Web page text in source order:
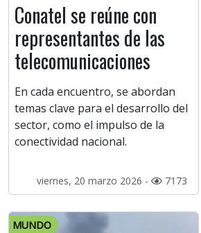
Conatel se reúne con
representantes de las
telecomunicaciones
En cada encuentro, se abordan
temas clave para el desarrollo del
sector, como el impulso de la
conectividad nacional.
viernes, 20 marzo 2026 - 7173
MUNDO